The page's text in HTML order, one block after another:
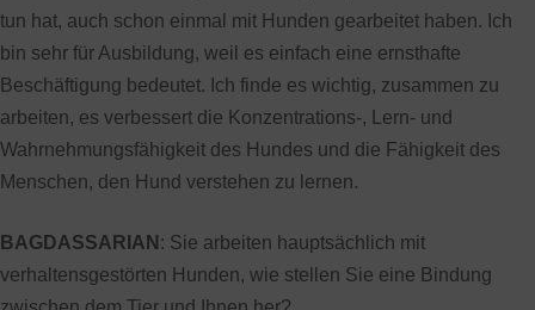
tun hat, auch schon einmal mit Hunden gearbeitet haben. Ich
bin sehr für Ausbildung, weil es einfach eine ernsthafte
Beschäftigung bedeutet. Ich finde es wichtig, zusammen zu
arbeiten, es verbessert die Konzentrations-, Lern- und
Wahrnehmungsfähigkeit des Hundes und die Fähigkeit des
Menschen, den Hund verstehen zu lernen.
BAGDASSARIAN : Sie arbeiten hauptsächlich mit
verhaltensgestörten Hunden, wie stellen Sie eine Bindung